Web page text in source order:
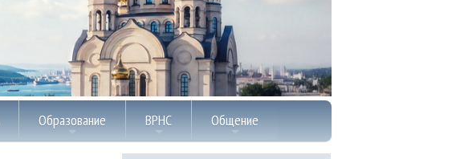
Образование ВРНС Общение